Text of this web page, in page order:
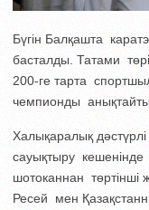
Бүгін Балқашта
басталды. Татами
200-ге тарта
чемпионды
Халықаралық
сауықтыру
шотоканнан төртінші
Ресей мен